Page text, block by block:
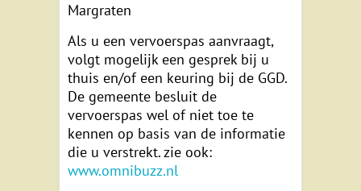
Margraten
Als u een vervoerspas aanvraagt,
volgt mogelijk een gesprek bij u
thuis en/of een keuring bij de GGD.
De gemeente besluit de
vervoerspas wel of niet toe te
kennen op basis van de informatie
die u verstrekt. zie ook:
www.omnibuzz.nl